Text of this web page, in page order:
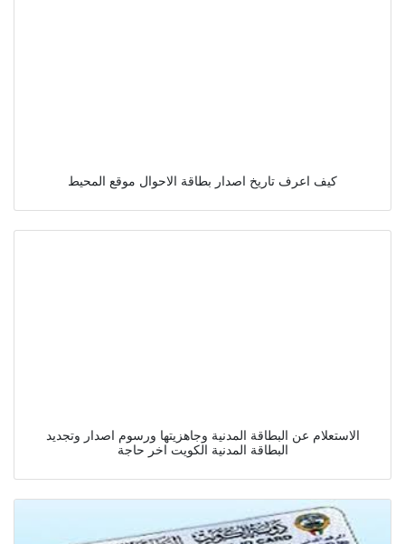
كيف اعرف تاريخ اصدار بطاقة الاحوال موقع المحيط
الاستعلام عن البطاقة المدنية وجاهزيتها ورسوم اصدار وتجديد
البطاقة المدنية الكويت اخر حاجة